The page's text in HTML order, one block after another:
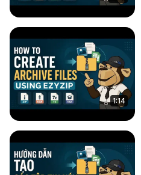
https://twitter.com/
FACEBOOK: https://
LINKEDIN: https://
PINTEREST:
https://
1:14